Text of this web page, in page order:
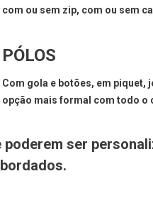
com ou sem zip, com ou sem
PÓLOS
Com gola e botões, em piquet,
opção mais formal com todo o
ser